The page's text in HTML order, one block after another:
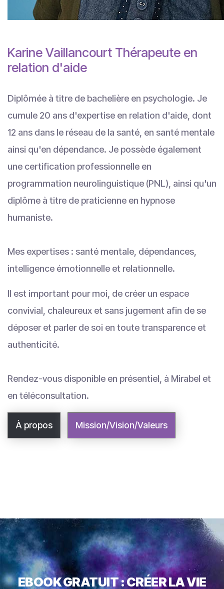
Karine Vaillancourt Thérapeute en
relation d'aide
Diplômée à titre de bachelière en psychologie. Je
cumule 20 ans d'expertise en relation d'aide, dont
12 ans dans le réseau de la santé, en santé mentale
ainsi qu'en dépendance. Je possède également
une certification professionnelle en
programmation neurolinguistique (PNL), ainsi qu'un
diplôme à titre de praticienne en hypnose
humaniste.
Mes expertises : santé mentale, dépendances,
intelligence émotionnelle et relationnelle.
Il est important pour moi, de créer un espace
convivial, chaleureux et sans jugement afin de se
déposer et parler de soi en toute transparence et
authenticité.
Rendez-vous disponible en présentiel, à Mirabel et
en téléconsultation.
À propos Mission/Vision/Valeurs
EBOOK GRATUIT : CRÉER LA VIE